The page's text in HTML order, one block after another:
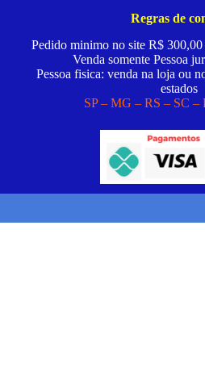
Regras de
Pedido minimo no site R$
Venda somente Pessoa
Pessoa fisica: venda na loja ou
estados
SP – MG – RS – SC –